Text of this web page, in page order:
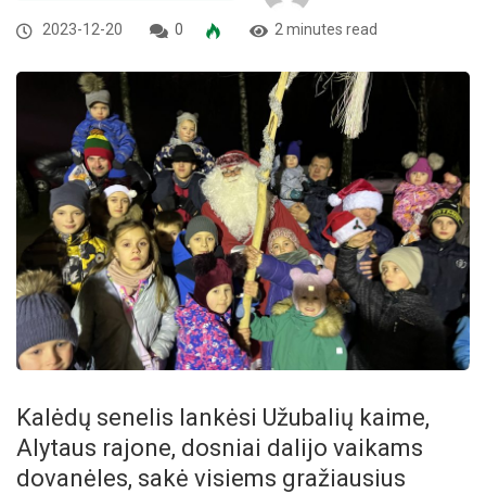
2023-12-20 0 2 minutes read
Kalėdų senelis lankėsi Užubalių kaime,
Alytaus rajone, dosniai dalijo vaikams
dovanėles, sakė visiems gražiausius